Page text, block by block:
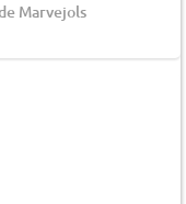
Marvejols